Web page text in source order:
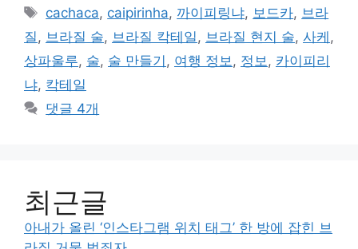
리
태
그
cachaca, caipirinha, 까이피링냐, 보드카, 브라
질 , 브라질 술, 브라질 칵테일 , 브라질 현지 술, 사케 ,
상파울루, 술, 술 만들기 , 여행 정보 , 정보 , 카이피리
냐, 칵테일
댓글 4개
최근글
아내가 올린 ‘인스타그램 위치 태그’ 한 방에 잡힌 브